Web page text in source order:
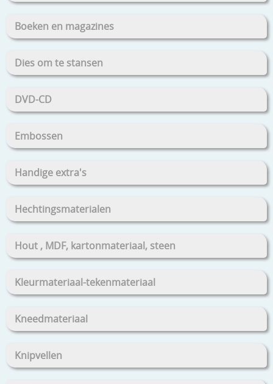
Boeken en magazines
Dies om te stansen
DVD-CD
Embossen
Handige extra's
Hechtingsmaterialen
Hout , MDF, kartonmateriaal, steen
Kleurmateriaal-tekenmateriaal
Kneedmateriaal
Knipvellen